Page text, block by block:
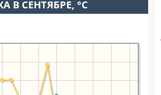
В СЕНТЯБРЕ, °C